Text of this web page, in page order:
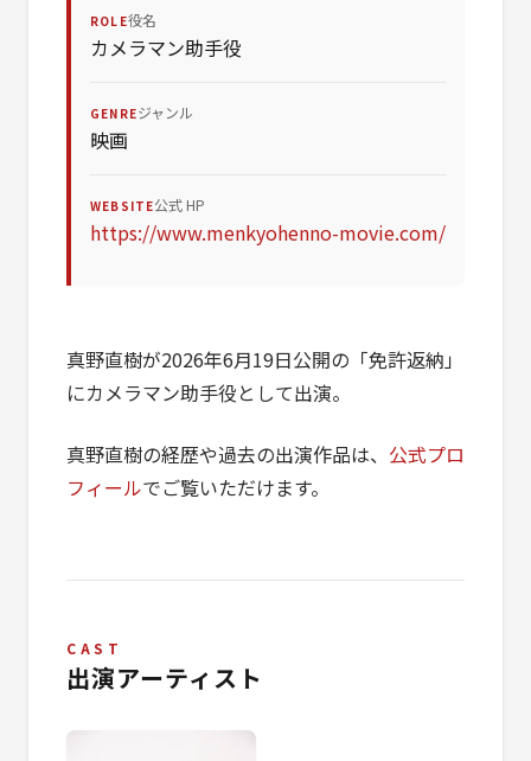
ROLE役名
カメラマン助手役
GENREジャンル
映画
WEBSITE公式 HP
https://www.menkyohenno-movie.com/
真野直樹が2026年6月19日公開の「免許返納」
にカメラマン助手役として出演。
真野直樹の経歴や過去の出演作品は、 公式プロ
フィールでご覧いただけます。
CAST
出演アーティスト